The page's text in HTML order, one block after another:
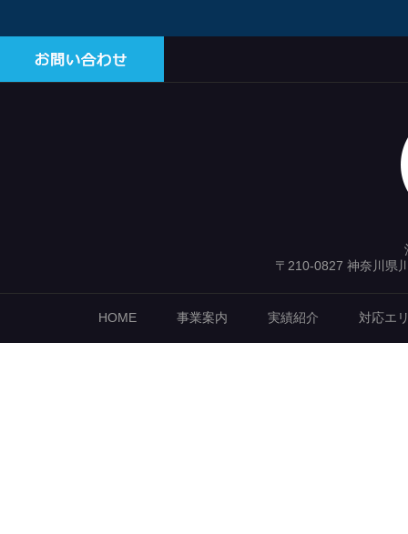
〒210-0827 神奈川県
HOME 事業案内 実績紹介 対応エ